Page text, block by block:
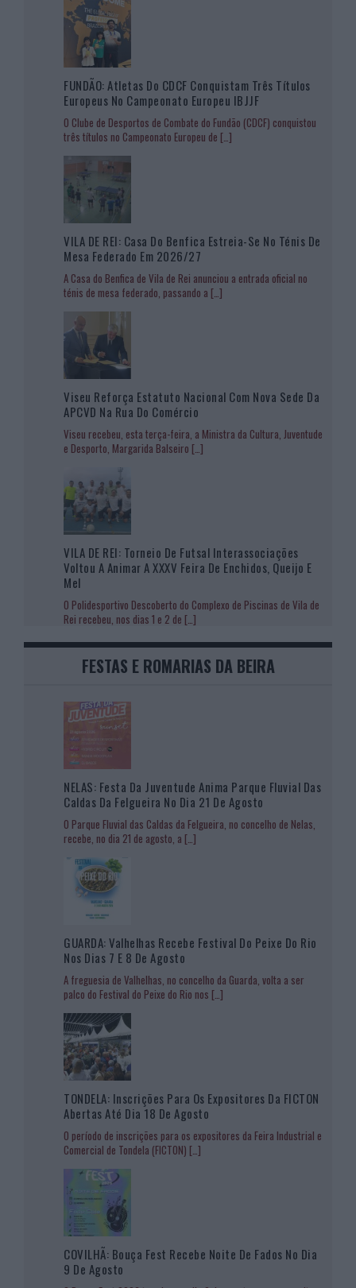
FUNDÃO: Atletas Do CDCF Conquistam Três Títulos
Europeus No Campeonato Europeu IBJJF
O Clube de Desportos de Combate do Fundão (CDCF) conquistou
três títulos no Campeonato Europeu de […]
VILA DE REI: Casa Do Benfica Estreia-Se No Ténis De
Mesa Federado Em 2026/27
A Casa do Benfica de Vila de Rei anunciou a entrada oficial no
ténis de mesa federado, passando a […]
Viseu Reforça Estatuto Nacional Com Nova Sede Da
APCVD Na Rua Do Comércio
Viseu recebeu, esta terça-feira, a Ministra da Cultura, Juventude
e Desporto, Margarida Balseiro […]
VILA DE REI: Torneio De Futsal Interassociações
Voltou A Animar A XXXV Feira De Enchidos, Queijo E
Mel
O Polidesportivo Descoberto do Complexo de Piscinas de Vila de
Rei recebeu, nos dias 1 e 2 de […]
FESTAS E ROMARIAS DA BEIRA
NELAS: Festa Da Juventude Anima Parque Fluvial Das
Caldas Da Felgueira No Dia 21 De Agosto
O Parque Fluvial das Caldas da Felgueira, no concelho de Nelas,
recebe, no dia 21 de agosto, a […]
GUARDA: Valhelhas Recebe Festival Do Peixe Do Rio
Nos Dias 7 E 8 De Agosto
A freguesia de Valhelhas, no concelho da Guarda, volta a ser
palco do Festival do Peixe do Rio nos […]
TONDELA: Inscrições Para Os Expositores Da FICTON
Abertas Até Dia 18 De Agosto
O período de inscrições para os expositores da Feira Industrial e
Comercial de Tondela (FICTON) […]
COVILHÃ: Bouça Fest Recebe Noite De Fados No Dia
9 De Agosto